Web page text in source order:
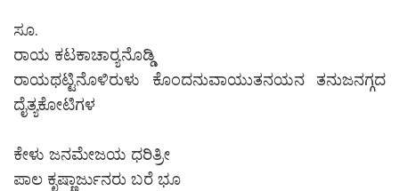
ಸೂ.
ರಾಯ ಕಟಕಾಚಾರ‍್ಯನೊಡ್ಡಿ
ರಾಯಥಟ್ಟಿನೊಳಿರುಳು ಕೊಂದನುವಾಯುತನಯನ ತನುಜನಗ್ಗದ
ದೈತ್ಯಕೋಟಿಗಳ
ಕೇಳು ಜನಮೇಜಯ ಧರಿತ್ರೀ
ಪಾಲ ಕೃಷ್ಣಾರ್ಜುನರು ಬರೆ ಭೂ